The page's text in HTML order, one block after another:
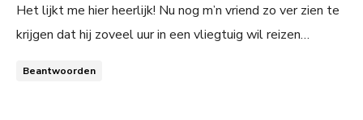
Het lijkt me hier heerlijk! Nu nog m’n vriend zo ver zien te
krijgen dat hij zoveel uur in een vliegtuig wil reizen…
Beantwoorden